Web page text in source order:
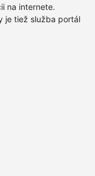
na internete.
je tiež služba portál